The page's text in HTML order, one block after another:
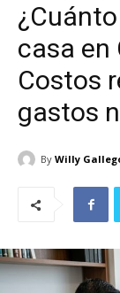
casa en
Costos
gastos
By Willy